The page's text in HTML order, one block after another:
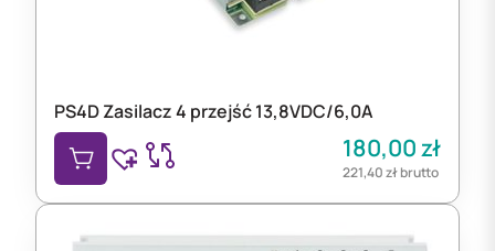
PS4D Zasilacz 4 przejść 13,8VDC/6,0A
180,00zł
221,40złbrutto